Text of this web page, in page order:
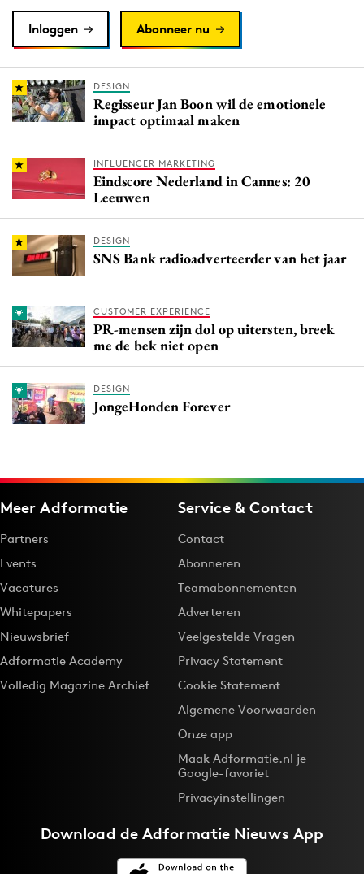
Inloggen Abonneer nu
DESIGN
Regisseur Jan Boon wil de emotionele
impact optimaal maken
INFLUENCER MARKETING
Eindscore Nederland in Cannes: 20
Leeuwen
DESIGN
SNS Bank radioadverteerder van het jaar
CUSTOMER EXPERIENCE
PR-mensen zijn dol op uitersten, breek
me de bek niet open
DESIGN
JongeHonden Forever
Meer Adformatie
Partners
Events
Vacatures
Whitepapers
Nieuwsbrief
Adformatie Academy
Volledig Magazine Archief
Service & Contact
Contact
Abonneren
Teamabonnementen
Adverteren
Veelgestelde Vragen
Privacy Statement
Cookie Statement
Algemene Voorwaarden
Onze app
Maak Adformatie.nl je
Google-favoriet
Privacyinstellingen
Download deAdformatie Nieuws App